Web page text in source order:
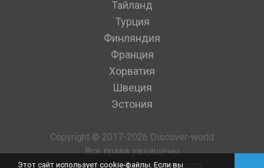
Тайланд
Турция
Финляндия
Франция
Хорватия
Швеция
Эстония
Copyright © 2017-2026 Discover-world
Все права защищены
Политика конфиденциальности
Этот сайт использует cookie-файлы. Если вы